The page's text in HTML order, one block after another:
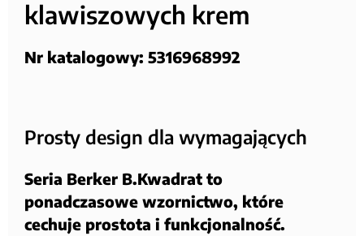
klawiszowych krem
Nr katalogowy: 5316968992
Prosty design dla wymagających
Seria Berker B.Kwadrat to
ponadczasowe wzornictwo, które
cechuje prostota i funkcjonalność.